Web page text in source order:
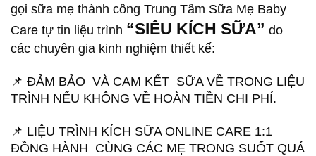
gọi sữa mẹ thành công Trung Tâm Sữa Mẹ Baby
Care tự tin liệu trình “SIÊU KÍCH SỮA” do
các chuyên gia kinh nghiệm thiết kế:
📌 ĐẢM BẢO VÀ CAM KẾT SỮA VỀ TRONG LIỆU
TRÌNH NẾU KHÔNG VỀ HOÀN TIỀN CHI PHÍ.
📌 LIỆU TRÌNH KÍCH SỮA ONLINE CARE 1:1
ĐỒNG HÀNH CÙNG CÁC MẸ TRONG SUỐT QUÁ